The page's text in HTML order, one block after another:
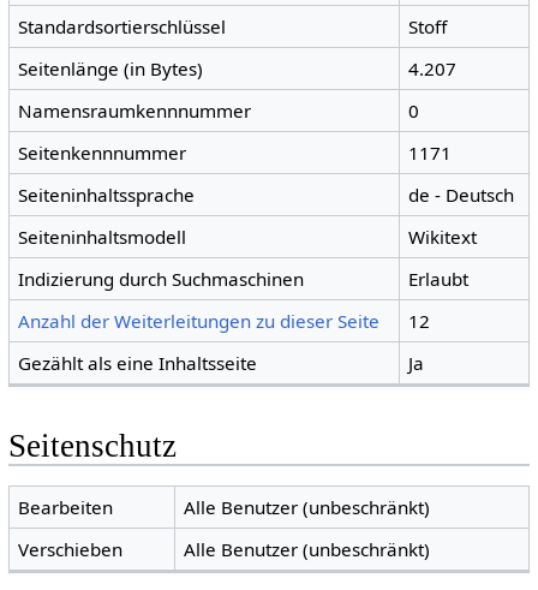
Standardsortierschlüssel
Stoff
Seitenlänge (in Bytes)
4.207
Namensraumkennnummer
0
Seitenkennnummer
1171
Seiteninhaltssprache
de - Deutsch
Seiteninhaltsmodell
Wikitext
Indizierung durch Suchmaschinen
Erlaubt
Anzahl der Weiterleitungen zu dieser Seite
12
Gezählt als eine Inhaltsseite
Ja
Seitenschutz
Bearbeiten
Alle Benutzer (unbeschränkt)
Verschieben
Alle Benutzer (unbeschränkt)